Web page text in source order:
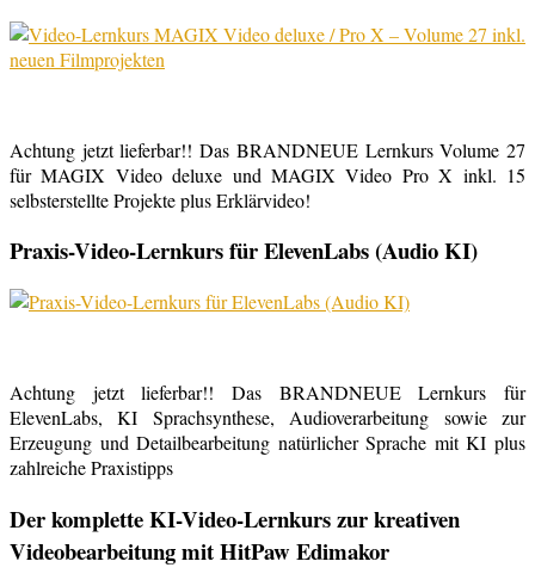
Achtung jetzt lieferbar!! Das BRANDNEUE Lernkurs Volume 27
für MAGIX Video deluxe und MAGIX Video Pro X inkl. 15
selbsterstellte Projekte plus Erklärvideo!
Praxis-Video-Lernkurs für ElevenLabs (Audio KI)
Achtung jetzt lieferbar!! Das BRANDNEUE Lernkurs für
ElevenLabs, KI Sprachsynthese, Audioverarbeitung sowie zur
Erzeugung und Detailbearbeitung natürlicher Sprache mit KI plus
zahlreiche Praxistipps
Der komplette KI-Video-Lernkurs zur kreativen
Videobearbeitung mit HitPaw Edimakor